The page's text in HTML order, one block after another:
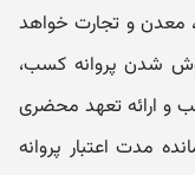
معدن و تجارت خواهد
مخدوش شدن پروانه کسب،
و ارائه تعهد محضری
مدت اعتبار پروانه